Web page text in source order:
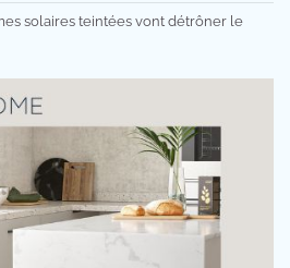
solaires teintées vont détrôner le